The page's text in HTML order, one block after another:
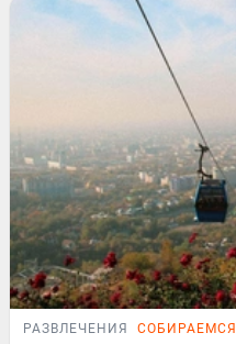
РАЗВЛЕЧЕНИЯ